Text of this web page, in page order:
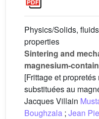
Physics/Solids,
properties
Sintering and
magnesium-
[Frittage et
substituées au
Jacques Villain
Boughzala ; Jean